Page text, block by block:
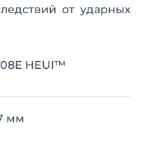
от ударных
HEUI™
мм